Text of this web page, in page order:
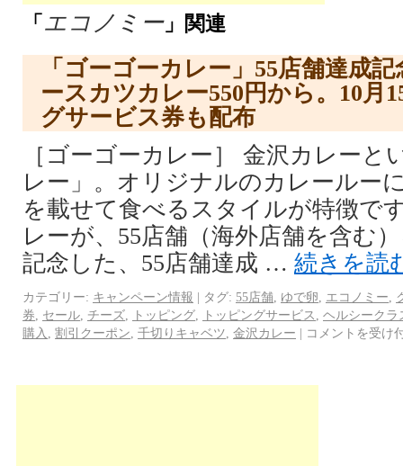
「 エコノミー」関連
「ゴーゴーカレー」55店舗達成
ースカツカレー550円から。10月
グサービス券も配布
［ゴーゴーカレー］ 金沢カレーと
レー」。オリジナルのカレールー
を載せて食べるスタイルが特徴で
レーが、55店舗（海外店舗を含む
記念した、55店舗達成 … 続きを読
カテゴリー: キャンペーン情報 | タグ: 55店舗 ゆで卵 エコノミー
券
セール チーズ トッピング トッピングサービス
ヘルシークラ
購入
割引クーポン 千切りキャベツ 金沢カレー | コメントを受け